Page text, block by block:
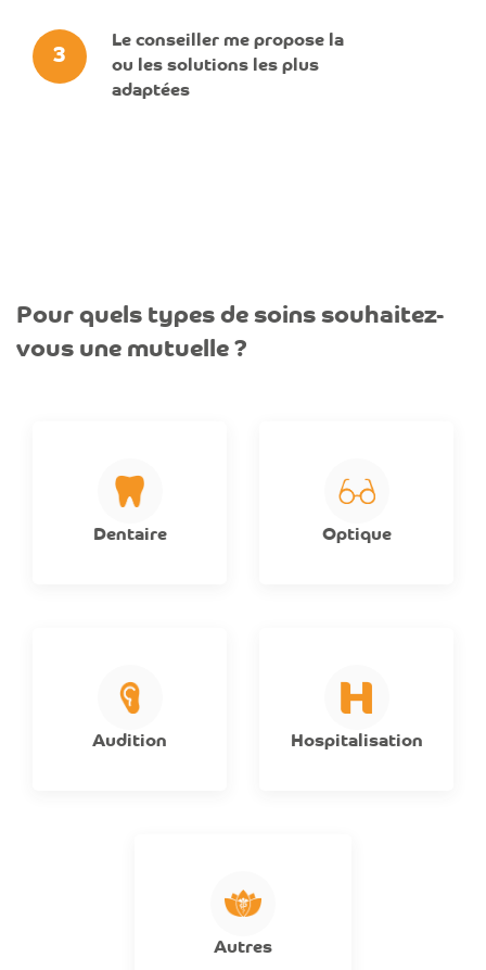
3
Le conseiller me propose la
ou les solutions les plus
adaptées
Pour quels types de soins souhaitez-
vous une mutuelle ?
Dentaire Optique
Audition Hospitalisation
Autres